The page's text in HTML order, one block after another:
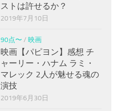
ストは許せるか？
2019年7月10日
90点〜 / 映画
映画【パピヨン】感想 チ
ャーリー・ハナム ラミ・
マレック 2人が魅せる魂の
演技
2019年6月30日